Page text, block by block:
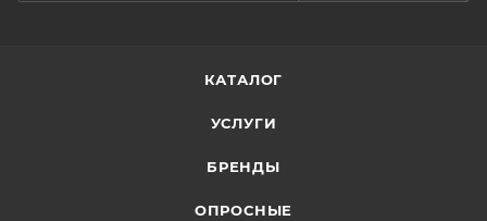
КАТАЛОГ
УСЛУГИ
БРЕНДЫ
ОПРОСНЫЕ